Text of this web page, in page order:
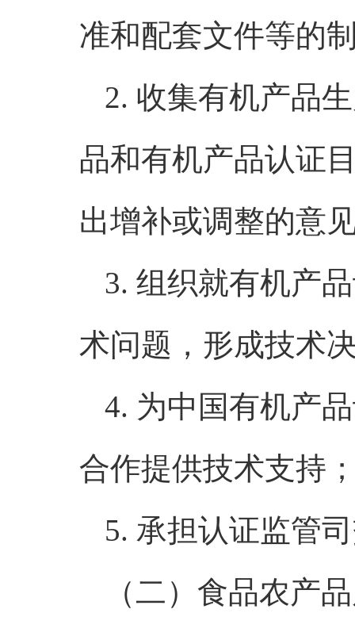
准和配套文件等的
2. 收集有机产品
品和有机产品认证
出增补或调整的意
3. 组织就有机产
术问题，形成技术
4. 为中国有机产
合作提供技术支持
5. 承担认证监管
（二）食品农产